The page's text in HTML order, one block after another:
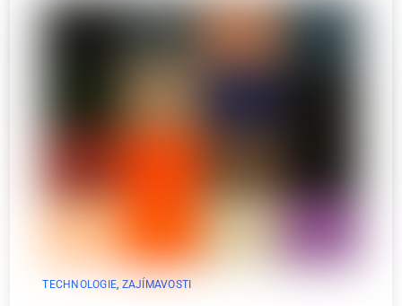
TECHNOLOGIE ZAJÍMAVOSTI